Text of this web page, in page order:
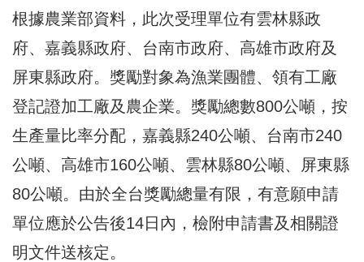
根據農業部資料，此次受理單位有雲林縣政
府、嘉義縣政府、台南市政府、高雄市政府及
屏東縣政府。獎勵對象為漁業團體、領有工廠
登記證加工廠及農企業。獎勵總數800公噸，按
生產量比率分配，嘉義縣240公噸、台南市240
公噸、高雄市160公噸、雲林縣80公噸、屏東縣
80公噸。由於全台獎勵總量有限，有意願申請
單位應於公告後14日內，檢附申請書及相關證
明文件送核定。